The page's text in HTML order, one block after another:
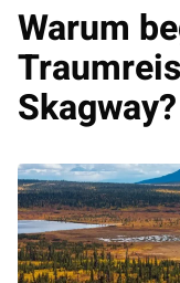
Warum
Skagway?